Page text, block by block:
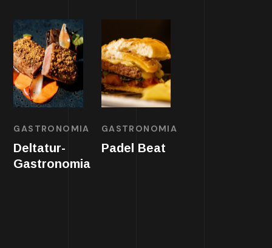
GASTRONOMIA
Deltatur-
Gastronomia
GASTRONOMIA
Padel Beat